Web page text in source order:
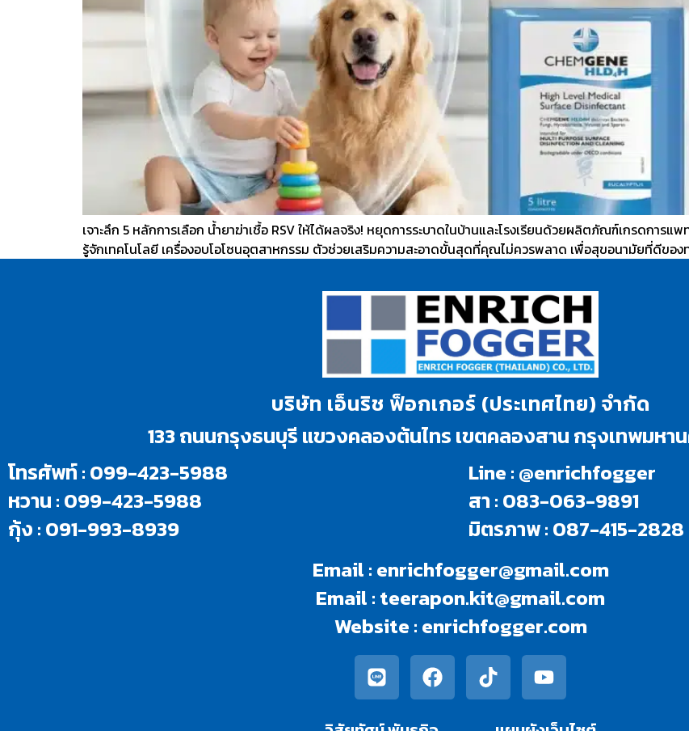
เจาะลึก 5 หลักการเลือก น้ำยาฆ่าเชื้อ RSV ให้ได้ผลจริง! หยุดการระบาดในบ้านและโรงเรียนด้วยผลิตภัณฑ์เกรดการ
รู้จักเทคโนโลยี เครื่องอบโอโซนอุตสาหกรรม ตัวช่วยเสริมความสะอาดขั้นสุดที่คุณไม่ควรพลาด เพื่อสุขอนามัยที่ดีขอ
บริษัท เอ็นริช ฟ็อกเกอร์ (ประเทศไทย) จำกัด
133 ถนนกรุงธนบุรี แขวงคลองต้นไทร เขตคลองสาน กรุงเทพมหา
โทรศัพท์ : 099-423-5988
หวาน : 099-423-5988
กุ้ง : 091-993-8939
Line : @enrichfogger
สา : 083-063-9891
มิตรภาพ : 087-415-2828
Email :enrichfogger@gmail.com
Email :teerapon.kit@gmail.com
Website :enrichfogger.com